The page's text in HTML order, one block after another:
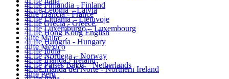
4Life Letonia – Latvia
4Life Lituania – Lietuvoje
4Life Luxemburgo – Luxembourg
4life Malta
4life México
4Life Noruega – Norway
4Life Paises Bajos – Netherlands
4life Perú
4Life Finlandia - Finland
4life Francia - France
4Life Grecia - Greece
4Life Hong Kong English
4Life Hungría - Hungary
4Life India
4Life Irlanda - Ireland
4Life Irlanda del Norte - Northern Ireland